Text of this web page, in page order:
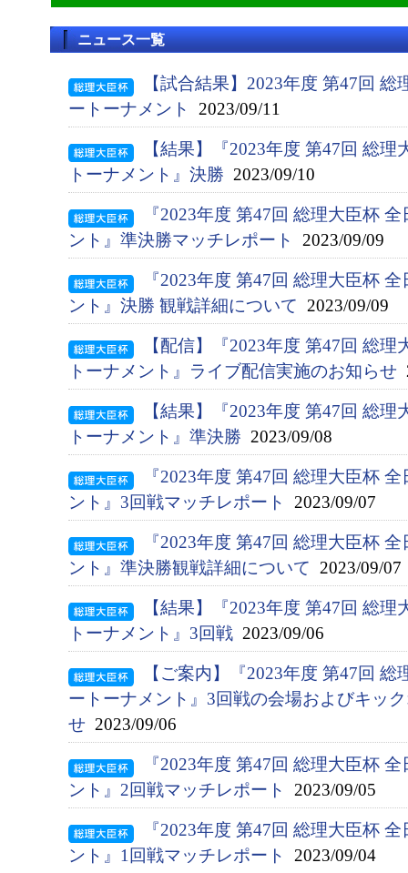
ニュース一覧
【試合結果】2023年度 第47回
ートーナメント
2023/09/11
【結果】『2023年度 第47回 総
トーナメント』決勝 2023/09/10
『2023年度 第47回 総理大臣杯
ント』準決勝マッチレポート
2023/09/09
『2023年度 第47回 総理大臣杯
ント』決勝 観戦詳細について 2023/09/09
【配信】『2023年度 第47回 総
トーナメント』ライブ配信実施のお知らせ
【結果】『2023年度 第47回 総
トーナメント』準決勝 2023/09/08
『2023年度 第47回 総理大臣杯
ント』3回戦マッチレポート
2023/09/07
『2023年度 第47回 総理大臣杯
ント』準決勝観戦詳細について 2023/09/07
【結果】『2023年度 第47回 総
トーナメント』3回戦 2023/09/06
【ご案内】『2023年度 第47回
ートーナメント』3回戦の会場およびキッ
せ 2023/09/06
『2023年度 第47回 総理大臣杯
ント』2回戦マッチレポート
2023/09/05
『2023年度 第47回 総理大臣杯
ント』1回戦マッチレポート
2023/09/04